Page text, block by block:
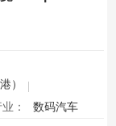
）
： 数码汽车